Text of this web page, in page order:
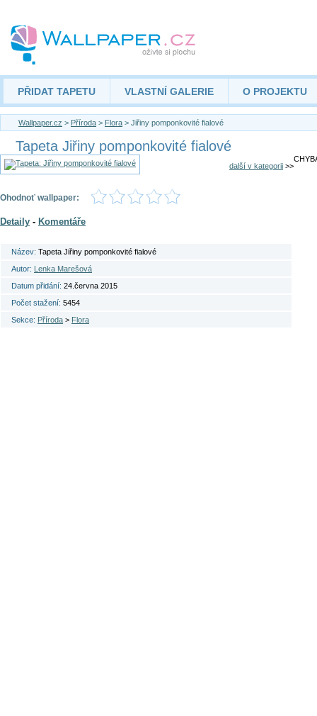
PŘIDAT TAPETU VLASTNÍ GALERIE O PROJEKTU
Wallpaper.cz > Příroda > Flora > Jiřiny pomponkovité fialové
Tapeta Jiřiny pomponkovité fialové
další v kategorii >>
Ohodnoť wallpaper:
Detaily - Komentáře
Název: Tapeta Jiřiny pomponkovité fialové
Autor: Lenka Marešová
Datum přidání: 24.června 2015
Počet stažení: 5454
Sekce: Příroda > Flora